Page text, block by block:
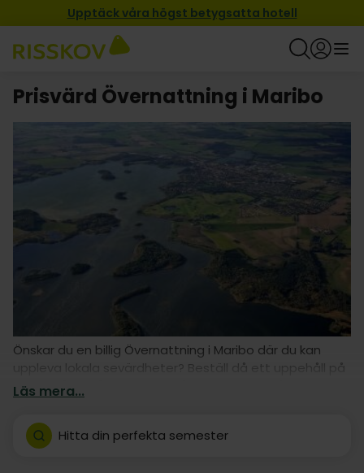
Upptäck våra högst betygsatta hotell
Prisvärd Övernattning i Maribo
Önskar du en billig Övernattning i Maribo där du kan
uppleva lokala sevärdheter? Beställ då ett uppehåll på
ett av våra många hotell! Våra hotelluppehåll är
Läs mera...
Hitta din perfekta semester